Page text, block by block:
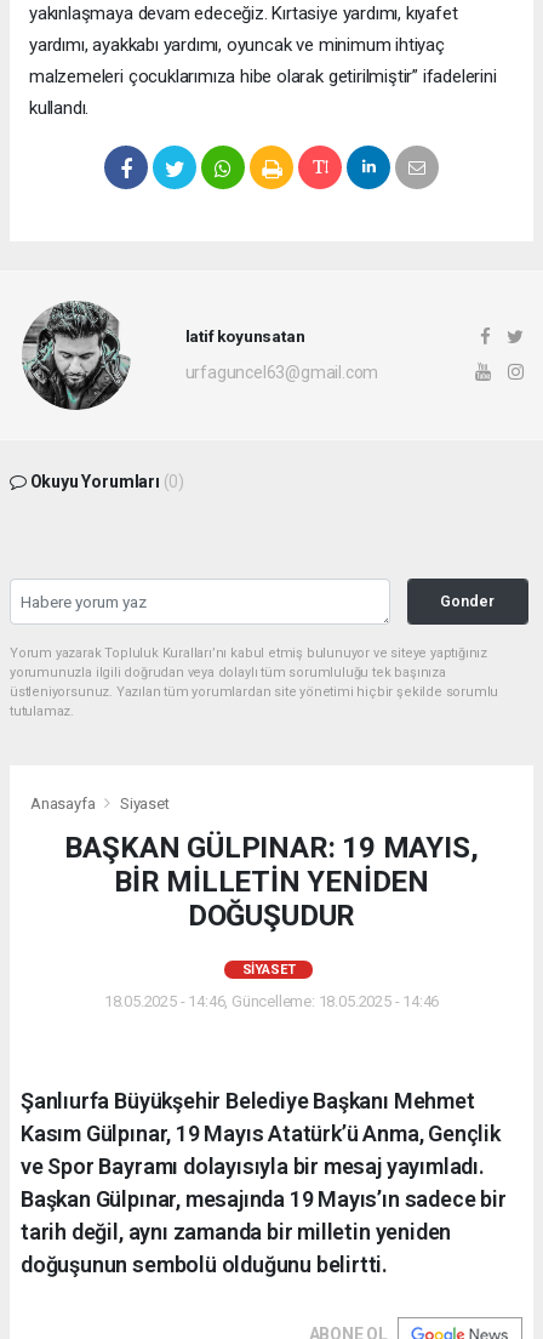
yakınlaşmaya devam edeceğiz. Kırtasiye yardımı, kıyafet
yardımı, ayakkabı yardımı, oyuncak ve minimum ihtiyaç
malzemeleri çocuklarımıza hibe olarak getirilmiştir” ifadelerini
kullandı.
latif koyunsatan
urfaguncel63@gmail.com
Okuyu Yorumları (0)
Gonder
Yorum yazarak Topluluk Kuralları’nı kabul etmiş bulunuyor ve siteye yaptığınız
yorumunuzla ilgili doğrudan veya dolaylı tüm sorumluluğu tek başınıza
üstleniyorsunuz. Yazılan tüm yorumlardan site yönetimi hiçbir şekilde sorumlu
tutulamaz.
Anasayfa Siyaset
BAŞKAN GÜLPINAR: 19 MAYIS,
BİR MİLLETİN YENİDEN
DOĞUŞUDUR
SIYASET
18.05.2025 - 14:46, Güncelleme: 18.05.2025 - 14:46
Şanlıurfa Büyükşehir Belediye Başkanı Mehmet
Kasım Gülpınar, 19 Mayıs Atatürk’ü Anma, Gençlik
ve Spor Bayramı dolayısıyla bir mesaj yayımladı.
Başkan Gülpınar, mesajında 19 Mayıs’ın sadece bir
tarih değil, aynı zamanda bir milletin yeniden
doğuşunun sembolü olduğunu belirtti.
ABONE OL